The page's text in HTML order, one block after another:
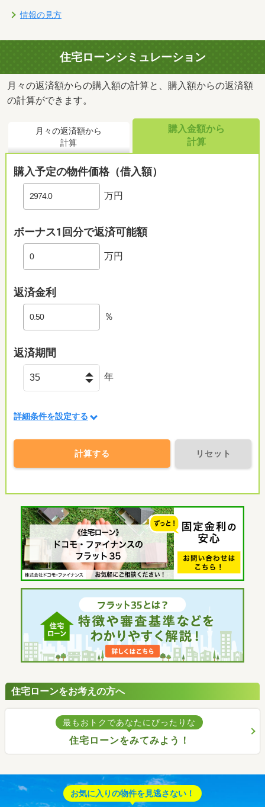
情報の見方
住宅ローンシミュレーション
月々の返済額からの購入額の計算と、購入額からの返済額
の計算ができます。
月々の返済額から
計算
購入金額から
計算
購入予定の物件価格（借入額）
万円
ボーナス1回分で返済可能額
万円
返済金利
％
返済期間
年
詳細条件を設定する
計算する リセット
住宅ローンをお考えの方へ
最もおトクであなたにぴったりな
住宅ローンをみてみよう！
お気に入りの物件を見逃さない！